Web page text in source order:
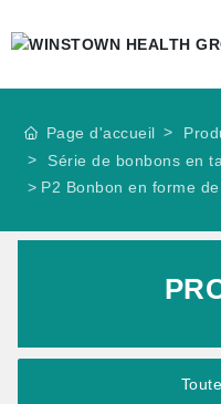
Page d'accueil
Série de bonbons en
P2 Bonbon en forme